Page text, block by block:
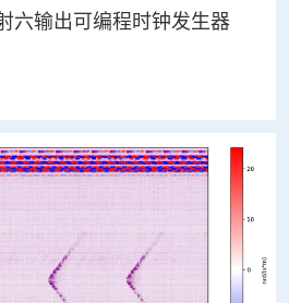
六输出可编程时钟发生器